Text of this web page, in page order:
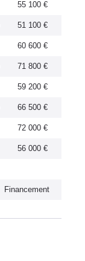
55 100 €
51 100 €
60 600 €
71 800 €
59 200 €
66 500 €
72 000 €
56 000 €
Financement